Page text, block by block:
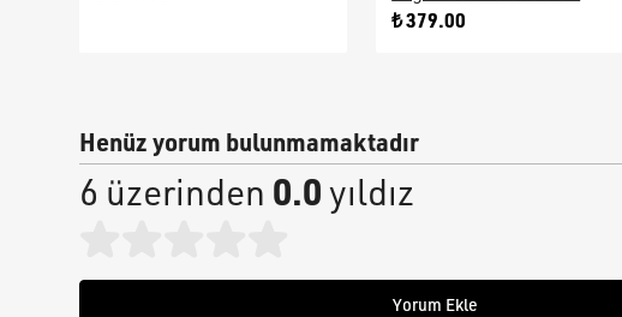
₺ 379.00
Henüz yorum bulunmamaktadır
6 üzerinden 0.0yıldız
Yorum Ekle